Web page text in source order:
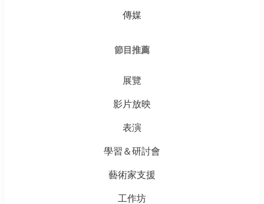
傳媒
節目推薦
展覽
影片放映
表演
學習＆研討會
藝術家支援
工作坊